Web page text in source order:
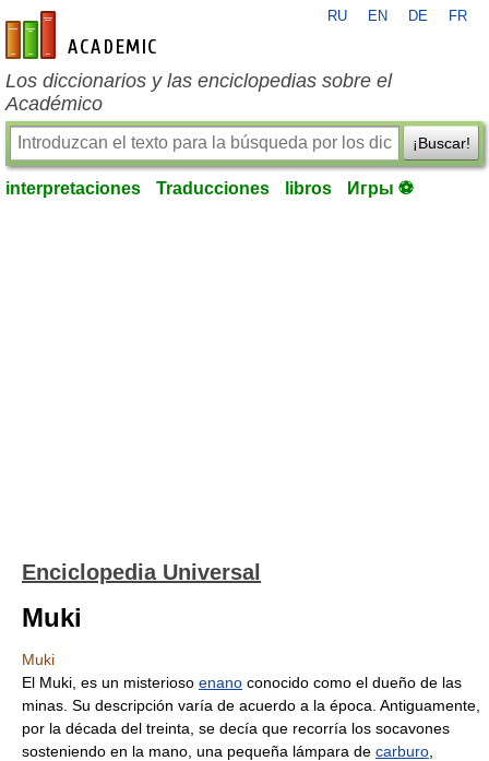
es-academic.com
RU EN DE FR
Los diccionarios y las enciclopedias sobre el
Académico
¡Buscar!
interpretaciones Traducciones libros Игры ⚽
Enciclopedia Universal
Muki
Muki
El Muki, es un misterioso enano conocido como el dueño de las
minas. Su descripción varía de acuerdo a la época. Antiguamente,
por la década del treinta, se decía que recorría los socavones
sosteniendo en la mano, una pequeña lámpara de carburo